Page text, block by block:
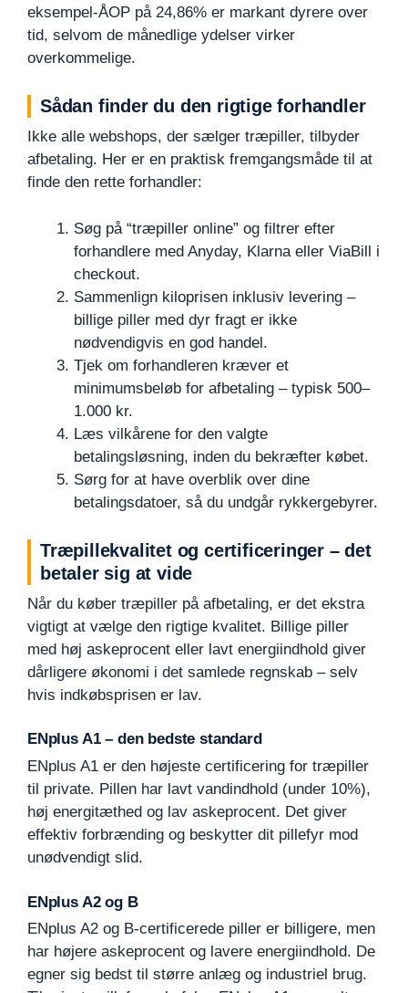
eksempel-ÅOP på 24,86% er markant dyrere over
tid, selvom de månedlige ydelser virker
overkommelige.
Sådan finder du den rigtige forhandler
Ikke alle webshops, der sælger træpiller, tilbyder
afbetaling. Her er en praktisk fremgangsmåde til at
finde den rette forhandler:
Søg på “træpiller online” og filtrer efter
forhandlere med Anyday, Klarna eller ViaBill i
checkout.
Sammenlign kiloprisen inklusiv levering –
billige piller med dyr fragt er ikke
nødvendigvis en god handel.
Tjek om forhandleren kræver et
minimumsbeløb for afbetaling – typisk 500–
1.000 kr.
Læs vilkårene for den valgte
betalingsløsning, inden du bekræfter købet.
Sørg for at have overblik over dine
betalingsdatoer, så du undgår rykkergebyrer.
Træpillekvalitet og certificeringer – det
betaler sig at vide
Når du køber træpiller på afbetaling, er det ekstra
vigtigt at vælge den rigtige kvalitet. Billige piller
med høj askeprocent eller lavt energiindhold giver
dårligere økonomi i det samlede regnskab – selv
hvis indkøbsprisen er lav.
ENplus A1 – den bedste standard
ENplus A1 er den højeste certificering for træpiller
til private. Pillen har lavt vandindhold (under 10%),
høj energitæthed og lav askeprocent. Det giver
effektiv forbrænding og beskytter dit pillefyr mod
unødvendigt slid.
ENplus A2 og B
ENplus A2 og B-certificerede piller er billigere, men
har højere askeprocent og lavere energiindhold. De
egner sig bedst til større anlæg og industriel brug.